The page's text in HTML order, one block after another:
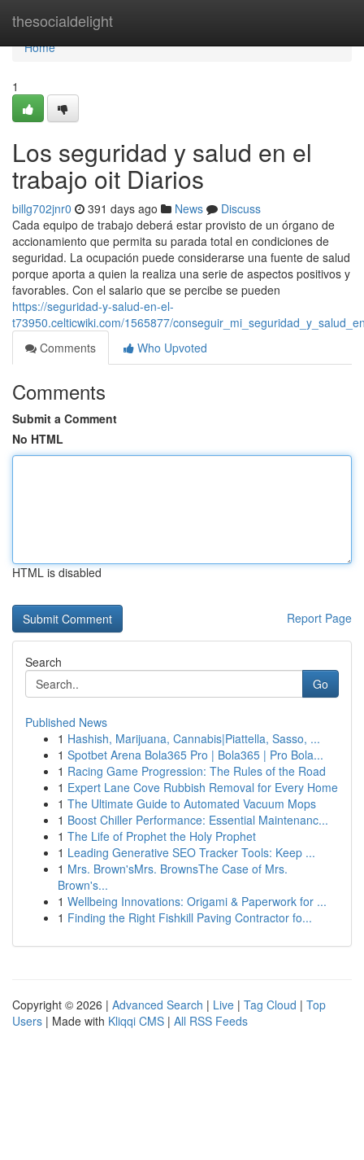
thesocialdelight
Home
Home
1
Los seguridad y salud en el
trabajo oit Diarios
billg702jnr0 391 days ago News
Discuss
Cada equipo de trabajo deberá estar provisto de un órgano de
accionamiento que permita su parada total en condiciones de
seguridad. La ocupación puede considerarse una fuente de salud
porque aporta a quien la realiza una serie de aspectos positivos y
favorables. Con el salario que se percibe se pueden
https://seguridad-y-salud-en-el-
t73950.celticwiki.com/1565877/
Comments
Who Upvoted
Comments
Submit a Comment
No HTML
HTML is disabled
Report Page
Search
Go
Published News
1 Hashish, Marijuana, Cannabis|Piattella, Sasso, ...
1 Spotbet Arena Bola365 Pro | Bola365 | Pro Bola...
1 Racing Game Progression: The Rules of the Road
1 Expert Lane Cove Rubbish Removal for Every Home
1 The Ultimate Guide to Automated Vacuum Mops
1 Boost Chiller Performance: Essential Maintenanc...
1 The Life of Prophet the Holy Prophet
1 Leading Generative SEO Tracker Tools: Keep ...
1 Mrs. Brown'sMrs. BrownsThe Case of Mrs.
Brown's...
1 Wellbeing Innovations: Origami & Paperwork for ...
1 Finding the Right Fishkill Paving Contractor fo...
Copyright © 2026 | Advanced Search | Live | Tag Cloud | Top
Users | Made with Kliqqi CMS | All RSS Feeds